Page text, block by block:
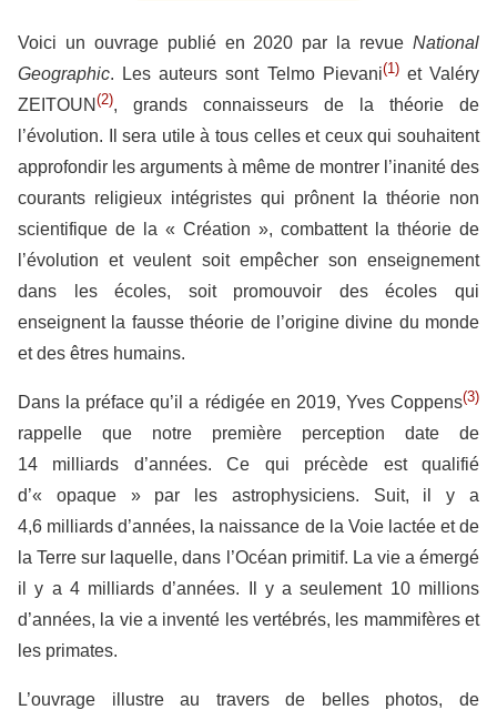
Voici un ouvrage publié en 2020 par la revue National
Geographic. Les auteurs sont Telmo Pievani(1)et Valéry
ZEITOUN (2), grands connaisseurs de la théorie de
l’évolution. Il sera utile à tous celles et ceux qui souhaitent
approfondir les arguments à même de montrer l’inanité des
courants religieux intégristes qui prônent la théorie non
scientifique de la « Création », combattent la théorie de
l’évolution et veulent soit empêcher son enseignement
dans les écoles, soit promouvoir des écoles qui
enseignent la fausse théorie de l’origine divine du monde
et des êtres humains.
Dans la préface qu’il a rédigée en 2019, Yves Coppens(3)
rappelle que notre première perception date de
14 milliards d’années. Ce qui précède est qualifié
d’« opaque » par les astrophysiciens. Suit, il y a
4,6 milliards d’années, la naissance de la Voie lactée et de
la Terre sur laquelle, dans l’Océan primitif. La vie a émergé
il y a 4 milliards d’années. Il y a seulement 10 millions
d’années, la vie a inventé les vertébrés, les mammifères et
les primates.
L’ouvrage illustre au travers de belles photos, de